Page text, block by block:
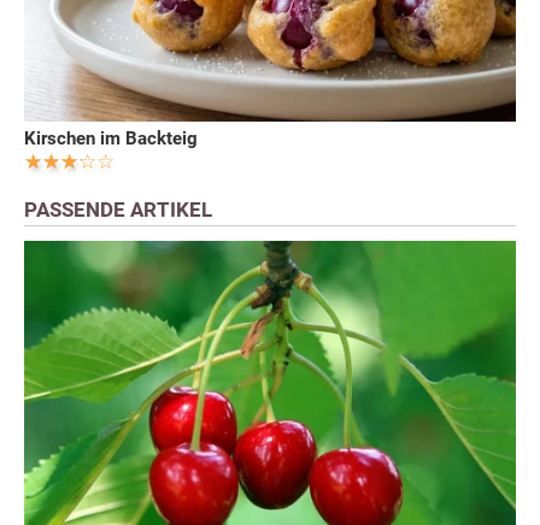
Kirschen im Backteig
PASSENDE ARTIKEL